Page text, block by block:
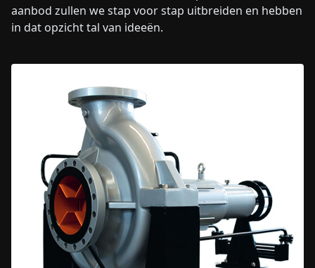
aanbod zullen we stap voor stap uitbreiden en hebben
in dat opzicht tal van ideeën.